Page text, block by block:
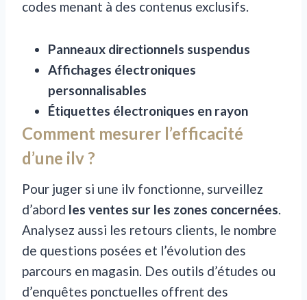
codes menant à des contenus exclusifs.
Panneaux directionnels suspendus
Affichages électroniques
personnalisables
Étiquettes électroniques en rayon
Comment mesurer l’efficacité
d’une ilv ?
Pour juger si une ilv fonctionne, surveillez
d’abord les ventes sur les zones concernées.
Analysez aussi les retours clients, le nombre
de questions posées et l’évolution des
parcours en magasin. Des outils d’études ou
d’enquêtes ponctuelles offrent des